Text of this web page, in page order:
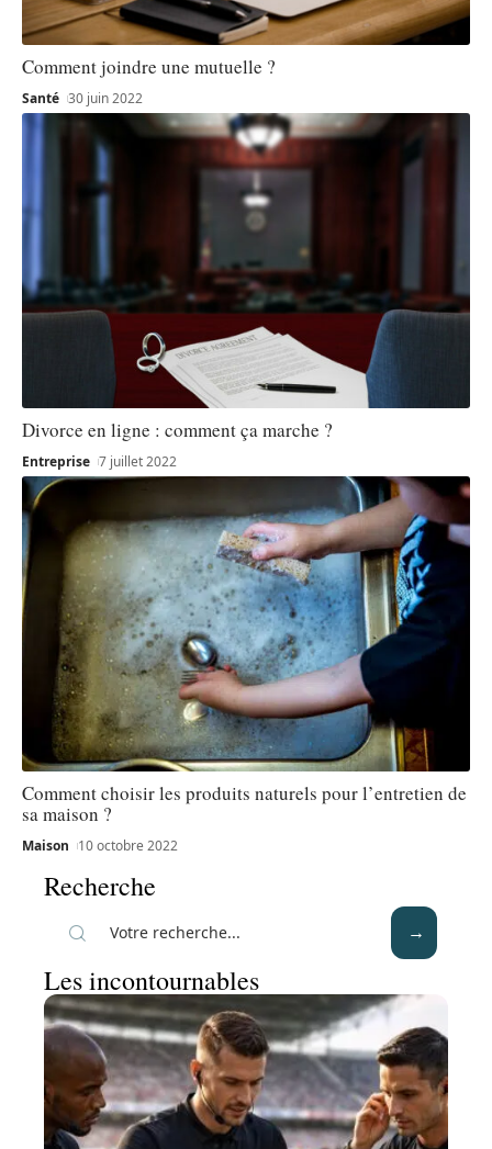
Comment joindre une mutuelle ?
Santé 30 juin 2022
Divorce en ligne : comment ça marche ?
Entreprise 7 juillet 2022
Comment choisir les produits naturels pour l’entretien de
sa maison ?
Maison 10 octobre 2022
Recherche
Les incontournables